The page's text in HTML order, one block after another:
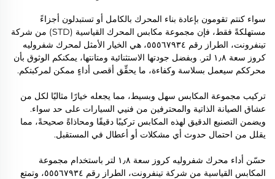
سواء كنتم تقومون بإعادة بناء المحرك بالكامل أو تستبدلون أجزاءً
مستهلكةً فقط، فإن مجموعة مكابس المحرك القياسية (STD) من شركة
تينفرونت، الطراز رقم ٥٥٥٦٧٩٣٤، هي الخيار الأمثل لمحرك شفروليه
كروز سعة ١٫٨ لتر. وبفضل جودتها الاستثنائية ومتانتها، يمكنكم الوثوق بأن
محرككم سيعمل بسلاسة وكفاءة، ما يحقِّق أقصى أداءٍ ممكن لمركبتكم.
تركيب مجموعة المكابس سهل وبسيط، مما يجعله خيارًا مثاليًا لكل من
عشاق الصيانة الذاتية والمحترفين من فنيي السيارات على حد سواء.
ويضمن التصنيع الدقيق لهذه المكابس تركيبًا دقيقًا ومحاذاةً صحيحةً، مما
يقلل من احتمال حدوث أي مشكلات أو أعطال في المستقبل.
حسّن أداء محرك شفروليه كروز سعة ١٫٨ لتر باستخدام مجموعة
المكابس القياسية من شركة تينفرونت، الطراز رقم ٥٥٥٦٧٩٣٤، وتمتع